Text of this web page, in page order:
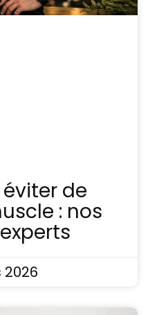
de
: nos
2026